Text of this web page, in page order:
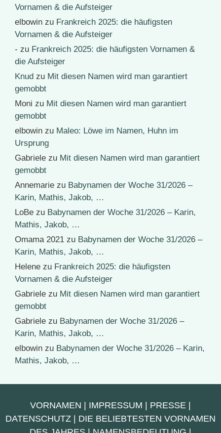
Vornamen & die Aufsteiger
elbowin zu Frankreich 2025: die häufigsten
Vornamen & die Aufsteiger
- zu Frankreich 2025: die häufigsten Vornamen &
die Aufsteiger
Knud zu Mit diesen Namen wird man garantiert
gemobbt
Moni zu Mit diesen Namen wird man garantiert
gemobbt
elbowin zu Maleo: Löwe im Namen, Huhn im
Ursprung
Gabriele zu Mit diesen Namen wird man garantiert
gemobbt
Annemarie zu Babynamen der Woche 31/2026 –
Karin, Mathis, Jakob, …
LoBe zu Babynamen der Woche 31/2026 – Karin,
Mathis, Jakob, …
Omama 2021 zu Babynamen der Woche 31/2026 –
Karin, Mathis, Jakob, …
Helene zu Frankreich 2025: die häufigsten
Vornamen & die Aufsteiger
Gabriele zu Mit diesen Namen wird man garantiert
gemobbt
Gabriele zu Babynamen der Woche 31/2026 –
Karin, Mathis, Jakob, …
elbowin zu Babynamen der Woche 31/2026 – Karin,
Mathis, Jakob, …
VORNAMEN | IMPRESSUM | PRESSE |
DATENSCHUTZ | DIE BELIEBTESTEN VORNAMEN